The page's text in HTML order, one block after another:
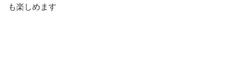
も楽しめます